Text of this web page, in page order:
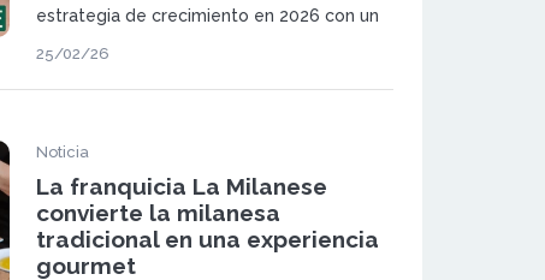
estrategia de crecimiento en 2026 con un
especialización, eficiencia operativa y
rentabilidad por unidad. La enseña de
modelo replicable.
25/02/26
Noticia
La franquicia La Milanese
convierte la milanesa
tradicional en una experiencia
gourmet